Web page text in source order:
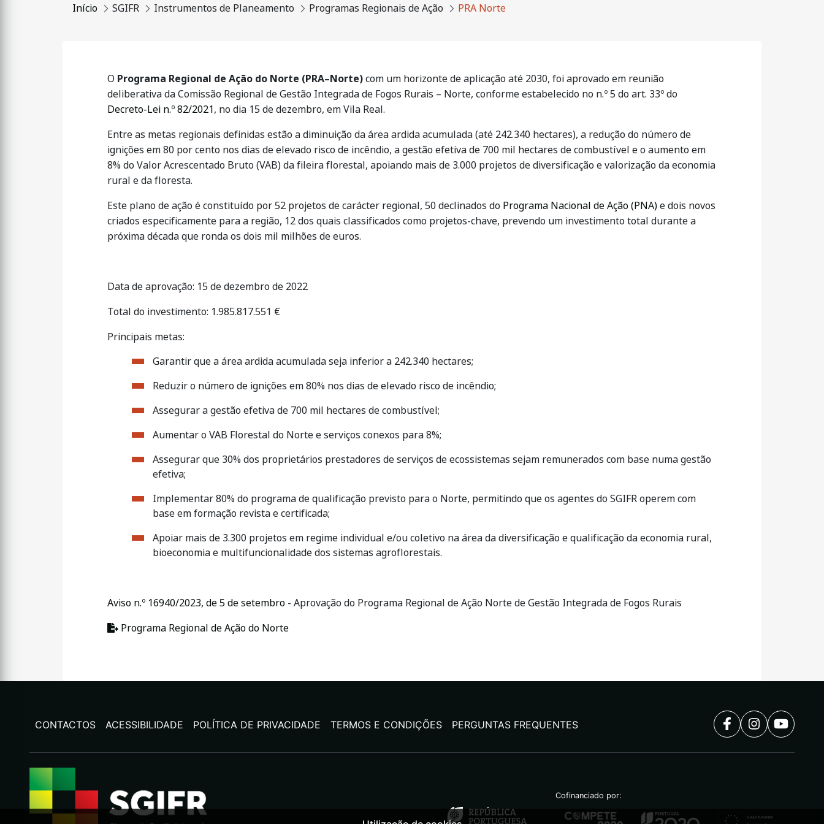
Início SGIFR Instrumentos de Planeamento Programas Regionais de Ação PRA Norte
O Programa Regional de Ação do Norte (PRA–Norte)com um horizonte de aplicação até 2030, foi aprovado em reunião
deliberativa da Comissão Regional de Gestão Integrada de Fogos Rurais – Norte, conforme estabelecido no n.º 5 do art. 33º do
Decreto-Lei n.º 82/2021, no dia 15 de dezembro, em Vila Real.
Entre as metas regionais definidas estão a diminuição da área ardida acumulada (até 242.340 hectares), a redução do número de
ignições em 80 por cento nos dias de elevado risco de incêndio, a gestão efetiva de 700 mil hectares de combustível e o aumento em
8% do Valor Acrescentado Bruto (VAB) da fileira florestal, apoiando mais de 3.000 projetos de diversificação e valorização da economia
rural e da floresta.
Este plano de ação é constituído por 52 projetos de carácter regional, 50 declinados do Programa Nacional de Ação (PNA)e dois novos
criados especificamente para a região, 12 dos quais classificados como projetos-chave, prevendo um investimento total durante a
próxima década que ronda os dois mil milhões de euros.
Data de aprovação: 15 de dezembro de 2022
Total do investimento: 1.985.817.551 €
Principais metas:
Garantir que a área ardida acumulada seja inferior a 242.340 hectares;
Reduzir o número de ignições em 80% nos dias de elevado risco de incêndio;
Assegurar a gestão efetiva de 700 mil hectares de combustível;
Aumentar o VAB Florestal do Norte e serviços conexos para 8%;
Assegurar que 30% dos proprietários prestadores de serviços de ecossistemas sejam remunerados com base numa gestão
efetiva;
Implementar 80% do programa de qualificação previsto para o Norte, permitindo que os agentes do SGIFR operem com
base em formação revista e certificada;
Apoiar mais de 3.300 projetos em regime individual e/ou coletivo na área da diversificação e qualificação da economia rural,
bioeconomia e multifuncionalidade dos sistemas agroflorestais.
Aviso n.º 16940/2023, de 5 de setembro - Aprovação do Programa Regional de Ação Norte de Gestão Integrada de Fogos Rurais
Programa Regional de Ação do Norte
CONTACTOS ACESSIBILIDADE POLÍTICA DE PRIVACIDADE TERMOS E CONDIÇÕES PERGUNTAS FREQUENTES
Cofinanciado por: